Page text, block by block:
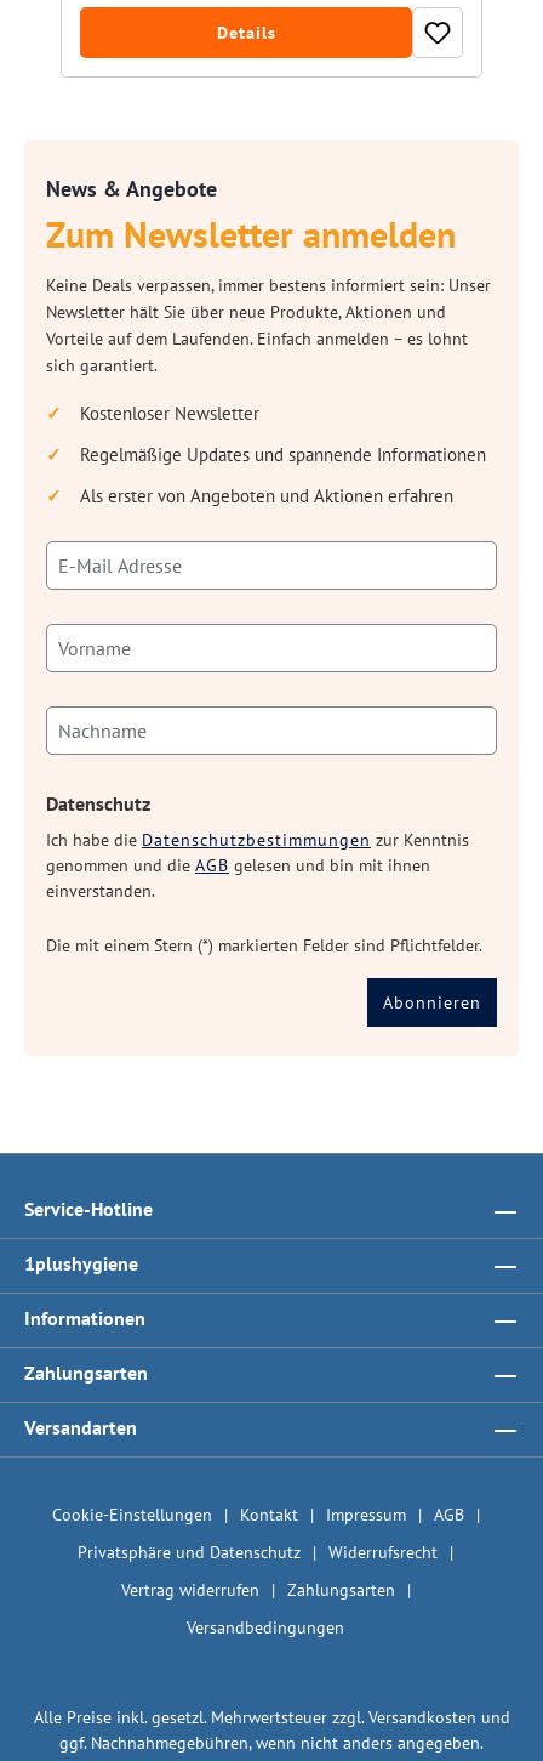
Details
News & Angebote
Zum Newsletter anmelden
Keine Deals verpassen, immer bestens informiert sein: Unser
Newsletter hält Sie über neue Produkte, Aktionen und
Vorteile auf dem Laufenden. Einfach anmelden – es lohnt
sich garantiert.
Kostenloser Newsletter
Regelmäßige Updates und spannende Informationen
Als erster von Angeboten und Aktionen erfahren
Datenschutz
Ich habe die Datenschutzbestimmungen zur Kenntnis
genommen und die AGB gelesen und bin mit ihnen
einverstanden.
Die mit einem Stern (*) markierten Felder sind Pflichtfelder.
Abonnieren
Service-Hotline
1plushygiene
Informationen
Zahlungsarten
Versandarten
Cookie-Einstellungen Kontakt Impressum
AGB
Privatsphäre und Datenschutz
Widerrufsrecht
Vertrag widerrufen
Zahlungsarten
Versandbedingungen
Alle Preise inkl. gesetzl. Mehrwertsteuer zzgl.Versandkosten und
ggf. Nachnahmegebühren, wenn nicht anders angegeben.